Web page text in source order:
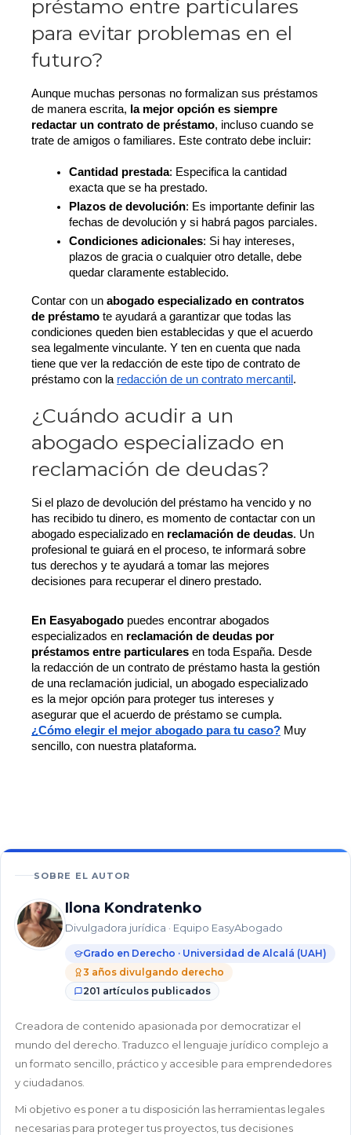
préstamo entre particulares
para evitar problemas en el
futuro?
Aunque muchas personas no formalizan sus préstamos
de manera escrita, la mejor opción es siempre
redactar un contrato de préstamo, incluso cuando se
trate de amigos o familiares. Este contrato debe incluir:
Cantidad prestada: Especifica la cantidad
exacta que se ha prestado.
Plazos de devolución: Es importante definir las
fechas de devolución y si habrá pagos parciales.
Condiciones adicionales: Si hay intereses,
plazos de gracia o cualquier otro detalle, debe
quedar claramente establecido.
Contar con un abogado especializado en contratos
de préstamo te ayudará a garantizar que todas las
condiciones queden bien establecidas y que el acuerdo
sea legalmente vinculante. Y ten en cuenta que nada
tiene que ver la redacción de este tipo de contrato de
préstamo con la redacción de un contrato mercantil .
¿Cuándo acudir a un
abogado especializado en
reclamación de deudas?
Si el plazo de devolución del préstamo ha vencido y no
has recibido tu dinero, es momento de contactar con un
abogado especializado en reclamación de deudas. Un
profesional te guiará en el proceso, te informará sobre
tus derechos y te ayudará a tomar las mejores
decisiones para recuperar el dinero prestado.
En Easyabogado puedes encontrar abogados
especializados en reclamación de deudas por
préstamos entre particulares en toda España. Desde
la redacción de un contrato de préstamo hasta la gestión
de una reclamación judicial, un abogado especializado
es la mejor opción para proteger tus intereses y
¿Cómo elegir el mejor abogado para tu caso? Muy
sencillo, con nuestra plataforma.
¿Por
qué
es
importante
contar
abogado
reclamar
un
préstamo
entre
particulares?
SOBRE EL AUTOR
Ilona Kondratenko
Divulgadora jurídica · Equipo EasyAbogado
Grado en Derecho · Universidad de Alcalá (UAH)
3 años divulgando derecho
201 artículos publicados
Creadora de contenido apasionada por democratizar el
mundo del derecho. Traduzco el lenguaje jurídico complejo a
un formato sencillo, práctico y accesible para emprendedores
y ciudadanos.
Mi objetivo es poner a tu disposición las herramientas legales
necesarias para proteger tus proyectos, tus decisiones